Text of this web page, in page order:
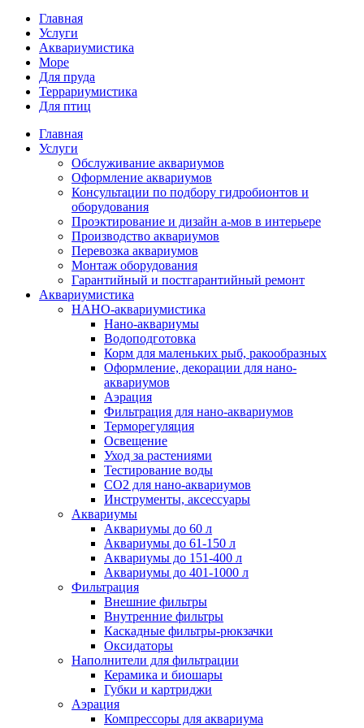
Главная
Услуги
Аквариумистика
Море
Для пруда
Террариумистика
Для птиц
Главная
Услуги
Обслуживание аквариумов
Оформление аквариумов
Консультации по подбору гидробионтов и
оборудования
Проэктирование и дизайн а-мов в интерьере
Производство аквариумов
Перевозка аквариумов
Монтаж оборудования
Гарантийный и постгарантийный ремонт
Аквариумистика
НАНО-аквариумистика
Нано-аквариумы
Водоподготовка
Корм для маленьких рыб, ракообразных
Оформление, декорации для нано-
аквариумов
Аэрация
Фильтрация для нано-аквариумов
Терморегуляция
Освещение
Уход за растениями
Тестирование воды
СО2 для нано-аквариумов
Инструменты, аксессуары
Аквариумы
Аквариумы до 60 л
Аквариумы до 61-150 л
Аквариумы до 151-400 л
Аквариумы до 401-1000 л
Фильтрация
Внешние фильтры
Внутренние фильтры
Каскадные фильтры-рюкзачки
Оксидаторы
Наполнители для фильтрации
Керамика и биошары
Губки и картриджи
Аэрация
Компрессоры для аквариума